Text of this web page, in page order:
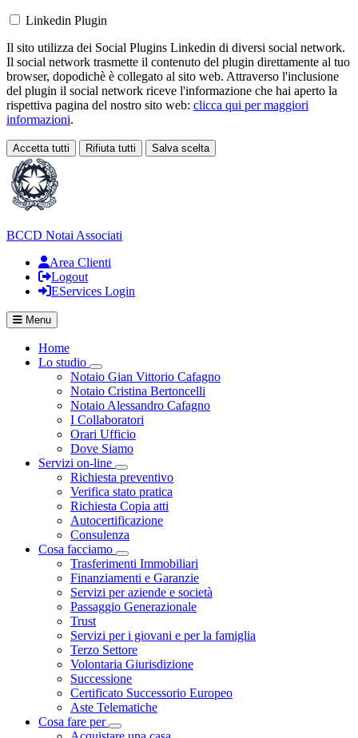
Linkedin Plugin
Il sito utilizza dei Social Plugins Linkedin di diversi social network.
Il social network trasmette il contenuto del plugin direttamente al tuo
browser, dopodichè è collegato al sito web. Attraverso l'inclusione
del plugin il social network riceve l'informazione che hai aperto la
rispettiva pagina del nostro sito web: clicca qui per maggiori
informazioni.
Accetta tutti Rifiuta tutti Salva scelta
Loading...
BCCD Notai Associati
Area Clienti
Logout
EServices Login
Menu
Home
Lo studio
Visualizza menù di secondo livello
Notaio Gian Vittorio Cafagno
Notaio Cristina Bertoncelli
Notaio Alessandro Cafagno
I Collaboratori
Orari Ufficio
Dove Siamo
Servizi on-line
Visualizza menù di secondo livello
Richiesta preventivo
Verifica stato pratica
Richiesta Copia atti
Autocertificazione
Consulenza
Cosa facciamo
Visualizza menù di secondo livello
Trasferimenti Immobiliari
Finanziamenti e Garanzie
Servizi per aziende e società
Passaggio Generazionale
Trust
Servizi per i giovani e per la famiglia
Terzo Settore
Volontaria Giurisdizione
Successione
Certificato Successorio Europeo
Aste Telematiche
Cosa fare per
Visualizza menù di secondo livello